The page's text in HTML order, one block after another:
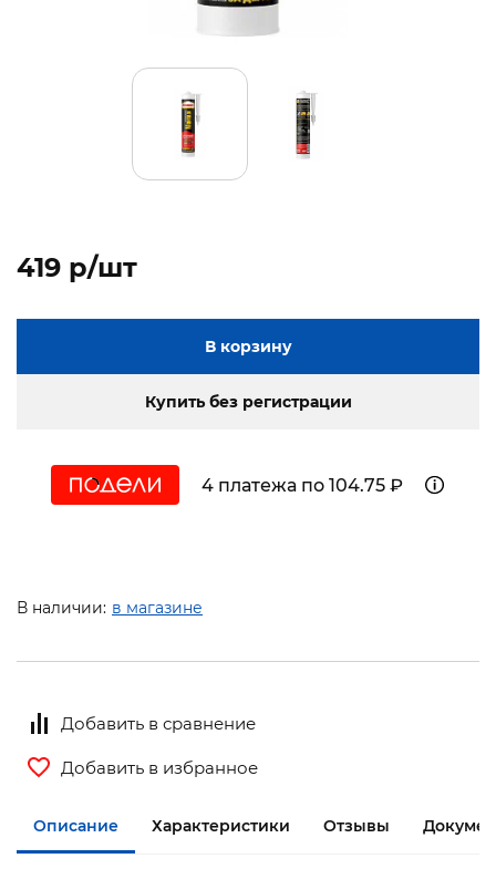
419 p/шт
В корзину
Купить без регистрации
4 платежа по 104.75 ₽
В наличии: в магазине
Добавить в сравнение
Добавить в избранное
Описание Характеристики Отзывы